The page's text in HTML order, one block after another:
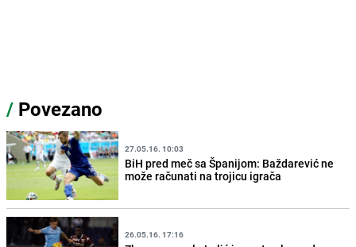
/ Povezano
27.05.16. 10:03
BiH pred meč sa Španijom: Baždarević ne
može računati na trojicu igrača
26.05.16. 17:16